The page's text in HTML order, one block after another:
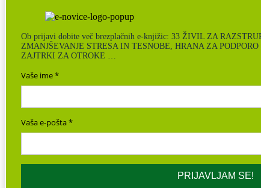
Ob prijavi dobite več brezplačnih e-knjižic: 33 ŽIVIL ZA
ZMANJŠEVANJE STRESA IN TESNOBE, HRANA ZA
ZAJTRKI ZA OTROKE …
Vaše ime
Vaša e-pošta
PRIJAVLJAM SE!